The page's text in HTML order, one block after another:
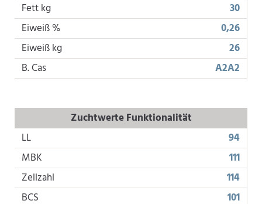
Fett kg
30
Eiweiß %
0,26
Eiweiß kg
26
B. Cas
A2A2
Zuchtwerte Funktionalität
LL
94
MBK
111
Zellzahl
114
BCS
101